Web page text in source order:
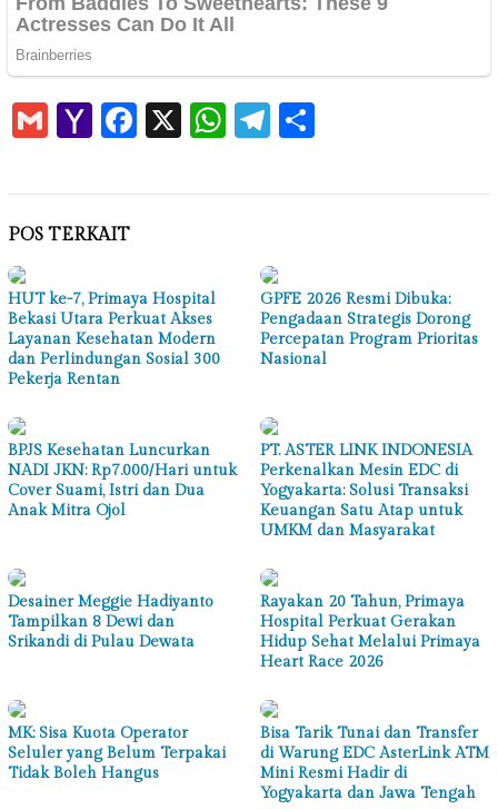
GmailYahoo
Mail
Facebook
X WhatsApp
Telegram
POS TERKAIT
HUT ke-7, Primaya Hospital
Bekasi Utara Perkuat Akses
Layanan Kesehatan Modern
dan Perlindungan Sosial 300
Pekerja Rentan
GPFE 2026 Resmi Dibuka:
Pengadaan Strategis Dorong
Percepatan Program Prioritas
Nasional
BPJS Kesehatan Luncurkan
NADI JKN: Rp7.000/Hari untuk
Cover Suami, Istri dan Dua
Anak Mitra Ojol
PT. ASTER LINK INDONESIA
Perkenalkan Mesin EDC di
Yogyakarta: Solusi Transaksi
Keuangan Satu Atap untuk
UMKM dan Masyarakat
Desainer Meggie Hadiyanto
Tampilkan 8 Dewi dan
Srikandi di Pulau Dewata
Rayakan 20 Tahun, Primaya
Hospital Perkuat Gerakan
Hidup Sehat Melalui Primaya
Heart Race 2026
MK: Sisa Kuota Operator
Seluler yang Belum Terpakai
Tidak Boleh Hangus
Bisa Tarik Tunai dan Transfer
di Warung EDC AsterLink ATM
Mini Resmi Hadir di
Yogyakarta dan Jawa Tengah